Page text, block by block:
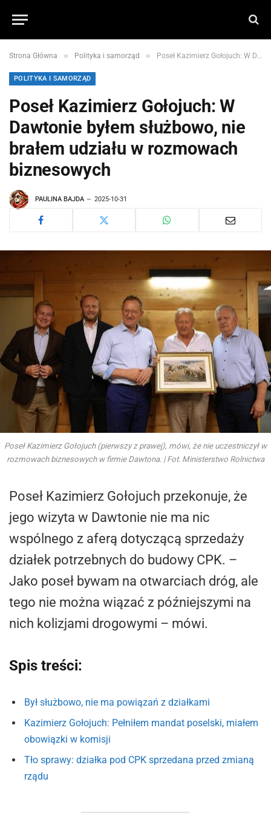
Strona Główna » Polityka i samorząd » Poseł Kazimierz Gołojuch: W Dawtonie byłem służbowo, nie brałem udziału w rozmowach biznesowych
POLITYKA I SAMORZĄD
Poseł Kazimierz Gołojuch: W
Dawtonie byłem służbowo, nie
brałem udziału w rozmowach
biznesowych
PAULINA BAJDA 2025-10-31
Poseł Kazimierz Gołojuch (pierwszy z prawej), mówi, że nie uczestniczył w
rozmowach biznesowych w firmie Dawtona. | Fot. Ministerstwo Rolnictwa
Poseł Kazimierz Gołojuch przekonuje, że
jego wizyta w Dawtonie nie ma nic
wspólnego z aferą dotyczącą sprzedaży
działek potrzebnych do budowy CPK. –
Jako poseł bywam na otwarciach dróg, ale
tego nie można wiązać z późniejszymi na
nich kolizjami drogowymi – mówi.
Spis treści:
Był służbowo, nie ma powiązań z działkami
Kazimierz Gołojuch: Pełniłem mandat poselski, miałem
obowiązki w komisji
Tło sprawy: działka pod CPK sprzedana przed zmianą
rządu